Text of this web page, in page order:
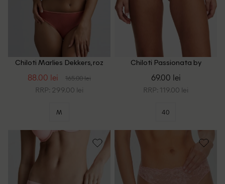
Chiloti Marlies Dekkers, roz
88.00 lei 165.00 lei
RRP: 299.00 lei
M
Chiloti Passionata by
69.00 lei
RRP: 119.00 lei
40